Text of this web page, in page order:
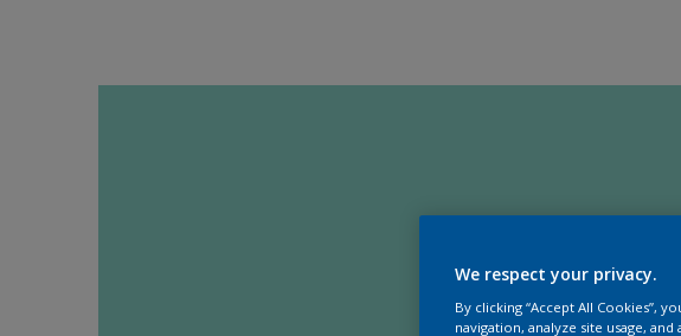
We respect your privacy.
By clicking “Accept All Cookies”,
navigation, analyze site usage,